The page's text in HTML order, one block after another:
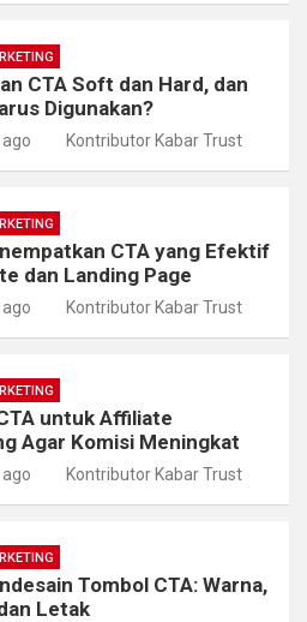
CTA Soft dan Hard, dan
Digunakan?
Kontributor Kabar Trust
CTA yang Efektif
dan Landing Page
Kontributor Kabar Trust
untuk Affiliate
Agar Komisi Meningkat
Kontributor Kabar Trust
Tombol CTA: Warna,
Letak